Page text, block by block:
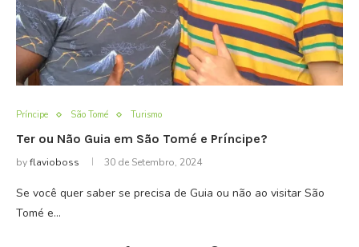
Príncipe São Tomé Turismo
Ter ou Não Guia em São Tomé e Príncipe?
byflavioboss 30 de Setembro, 2024
Se você quer saber se precisa de Guia ou não ao visitar São
Tomé e…